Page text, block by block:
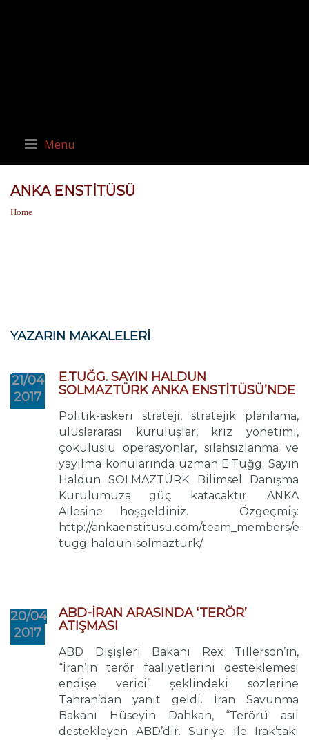
Menu
ANKA ENSTITÜSÜ
Home
YAZARIN MAKALELERİ
21/04
2017
E.TUĞG. SAYIN HALDUN
SOLMAZTÜRK ANKA ENSTİTÜSÜ’NDE
Politik-askeri strateji, stratejik planlama,
uluslararası kuruluşlar, kriz yönetimi,
çokuluslu operasyonlar, silahsızlanma ve
yayılma konularında uzman E.Tuğg. Sayın
Haldun SOLMAZTÜRK Bilimsel Danışma
Kurulumuza güç katacaktır. ANKA
Ailesine hoşgeldiniz. Özgeçmiş:
http://ankaenstitusu.com/team_members/e-
tugg-haldun-solmazturk/
20/04
2017
ABD-İRAN ARASINDA ‘TERÖR’
ATIŞMASI
ABD Dışişleri Bakanı Rex Tillerson’ın,
“İran’ın terör faaliyetlerini desteklemesi
endişe verici” şeklindeki sözlerine
Tahran’dan yanıt geldi. İran Savunma
Bakanı Hüseyin Dahkan, “Terörü asıl
destekleyen ABD’dir. Suriye ile Irak’taki